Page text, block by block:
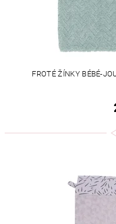
FROTÉ ŽÍNKY BÉBÉ-